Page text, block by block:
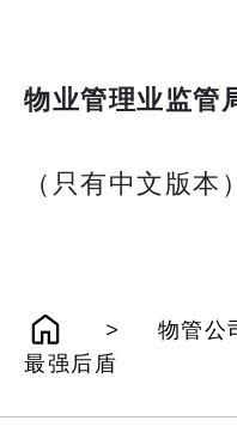
物业管理业监管
（只有中文版本）
>
物管公
最强后盾